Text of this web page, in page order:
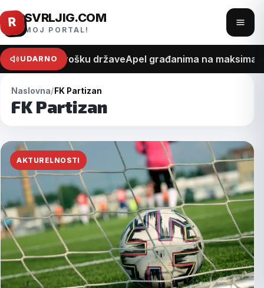
Pređi
na
sadržaj
R SVRLJIG.COM
MOJ PORTAL!
meni
UDARNO
recept o trošku državeApel građanima na
Naslovna FK Partizan
FK Partizan
AKTURELNOSTI